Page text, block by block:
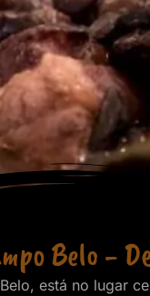
Belo -
está no lugar